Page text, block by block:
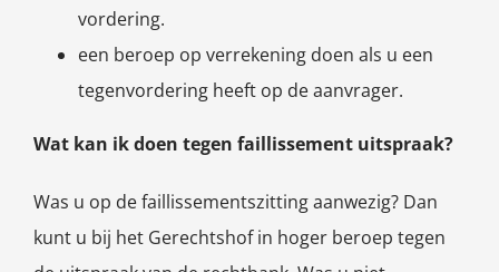
vordering.
een beroep op verrekening doen als u een
tegenvordering heeft op de aanvrager.
Wat kan ik doen tegen faillissement uitspraak?
Was u op de faillissementszitting aanwezig? Dan
kunt u bij het Gerechtshof in hoger beroep tegen